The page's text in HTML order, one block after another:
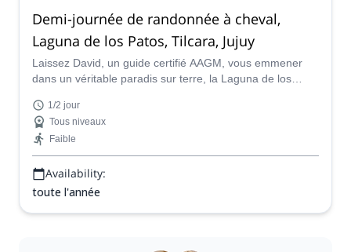
Demi-journée de randonnée à cheval,
Laguna de los Patos, Tilcara, Jujuy
Laissez David, un guide certifié AAGM, vous emmener
dans un véritable paradis sur terre, la Laguna de los
cheval d'une demi-journée près de Tilcara à Jujuy, au
nord de l'Argentine.
1/2 jour
Tous niveaux
Faible
Availability:
toute l'année